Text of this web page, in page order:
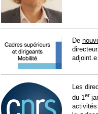
De
Les
du 1 er
activités